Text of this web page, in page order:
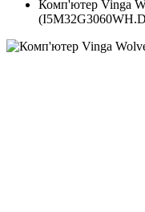
Комп'ютер Vinga